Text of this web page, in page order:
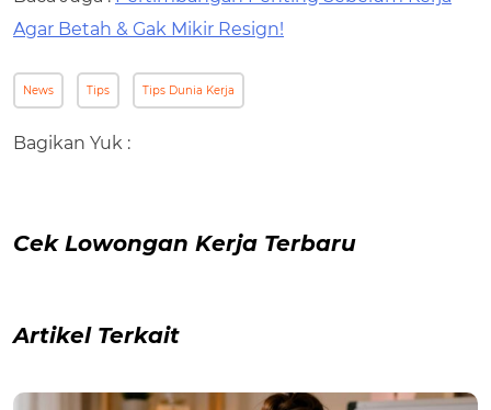
Agar Betah & Gak Mikir Resign!
News Tips Tips Dunia Kerja
Bagikan Yuk :
Cek Lowongan Kerja Terbaru
Artikel Terkait